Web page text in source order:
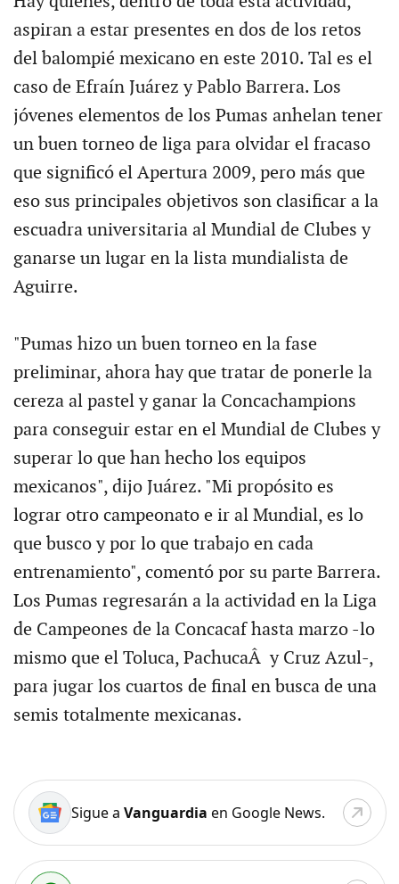
aspiran a estar presentes en dos de los retos
del balompié mexicano en este 2010. Tal es el
caso de Efraín Juárez y Pablo Barrera. Los
jóvenes elementos de los Pumas anhelan tener
un buen torneo de liga para olvidar el fracaso
que significó el Apertura 2009, pero más que
eso sus principales objetivos son clasificar a la
escuadra universitaria al Mundial de Clubes y
ganarse un lugar en la lista mundialista de
Aguirre.
"Pumas hizo un buen torneo en la fase
preliminar, ahora hay que tratar de ponerle la
cereza al pastel y ganar la Concachampions
para conseguir estar en el Mundial de Clubes y
superar lo que han hecho los equipos
mexicanos", dijo Juárez. "Mi propósito es
lograr otro campeonato e ir al Mundial, es lo
que busco y por lo que trabajo en cada
entrenamiento", comentó por su parte Barrera.
Los Pumas regresarán a la actividad en la Liga
de Campeones de la Concacaf hasta marzo -lo
mismo que el Toluca, PachucaÂ y Cruz Azul-,
para jugar los cuartos de final en busca de una
semis totalmente mexicanas.
Sigue a Vanguardia en Google News.